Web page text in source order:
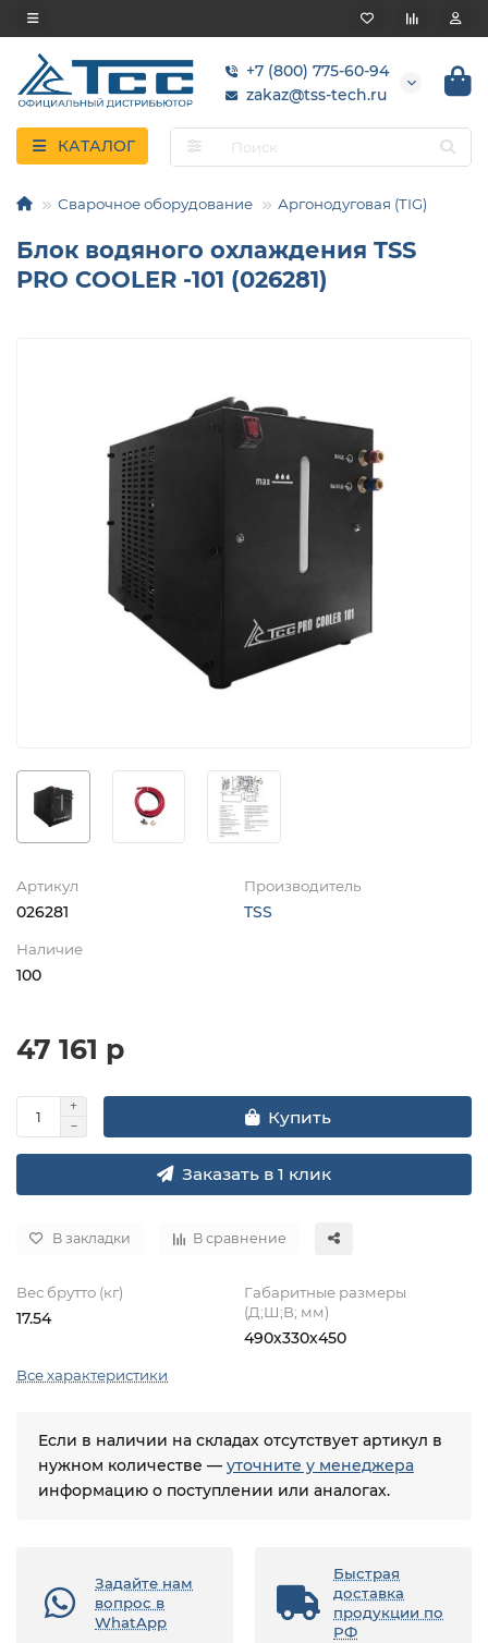
+7 (800) 775-60-94
zakaz@tss-tech.ru
КАТАЛОГ
Сварочное оборудование Аргонодуговая (TIG)
Блок водяного охлаждения TSS
PRO COOLER -101 (026281)
Артикул
026281
Производитель
TSS
Наличие
100
47 161 р
Купить
Заказать в 1 клик
В закладки В сравнение
Вес брутто (кг)
17.54
Габаритные размеры
(Д;Ш;В; мм)
490х330х450
Все характеристики
Если в наличии на складах отсутствует артикул в
нужном количестве — уточните у менеджера
информацию о поступлении или аналогах.
Задайте нам
вопрос в
WhatApp
Быстрая
доставка
продукции по
РФ